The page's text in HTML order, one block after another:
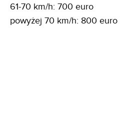
61-70 km/h: 700 euro
powyżej 70 km/h: 800 euro